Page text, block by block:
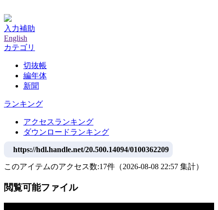
入力補助
English
カテゴリ
切抜帳
編年体
新聞
ランキング
アクセスランキング
ダウンロードランキング
https://hdl.handle.net/20.500.14094/0100362209
このアイテムのアクセス数:17件 （2026-08-08 22:57 集計）
閲覧可能ファイル